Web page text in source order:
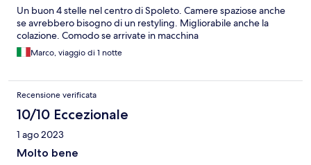
Un buon 4 stelle nel centro di Spoleto. Camere spaziose anche
se avrebbero bisogno di un restyling. Migliorabile anche la
colazione. Comodo se arrivate in macchina
Marco, viaggio di 1 notte
Recensione verificata
10/10 Eccezionale
1 ago 2023
Molto bene